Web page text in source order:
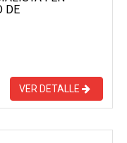
DE
VER DETALLE